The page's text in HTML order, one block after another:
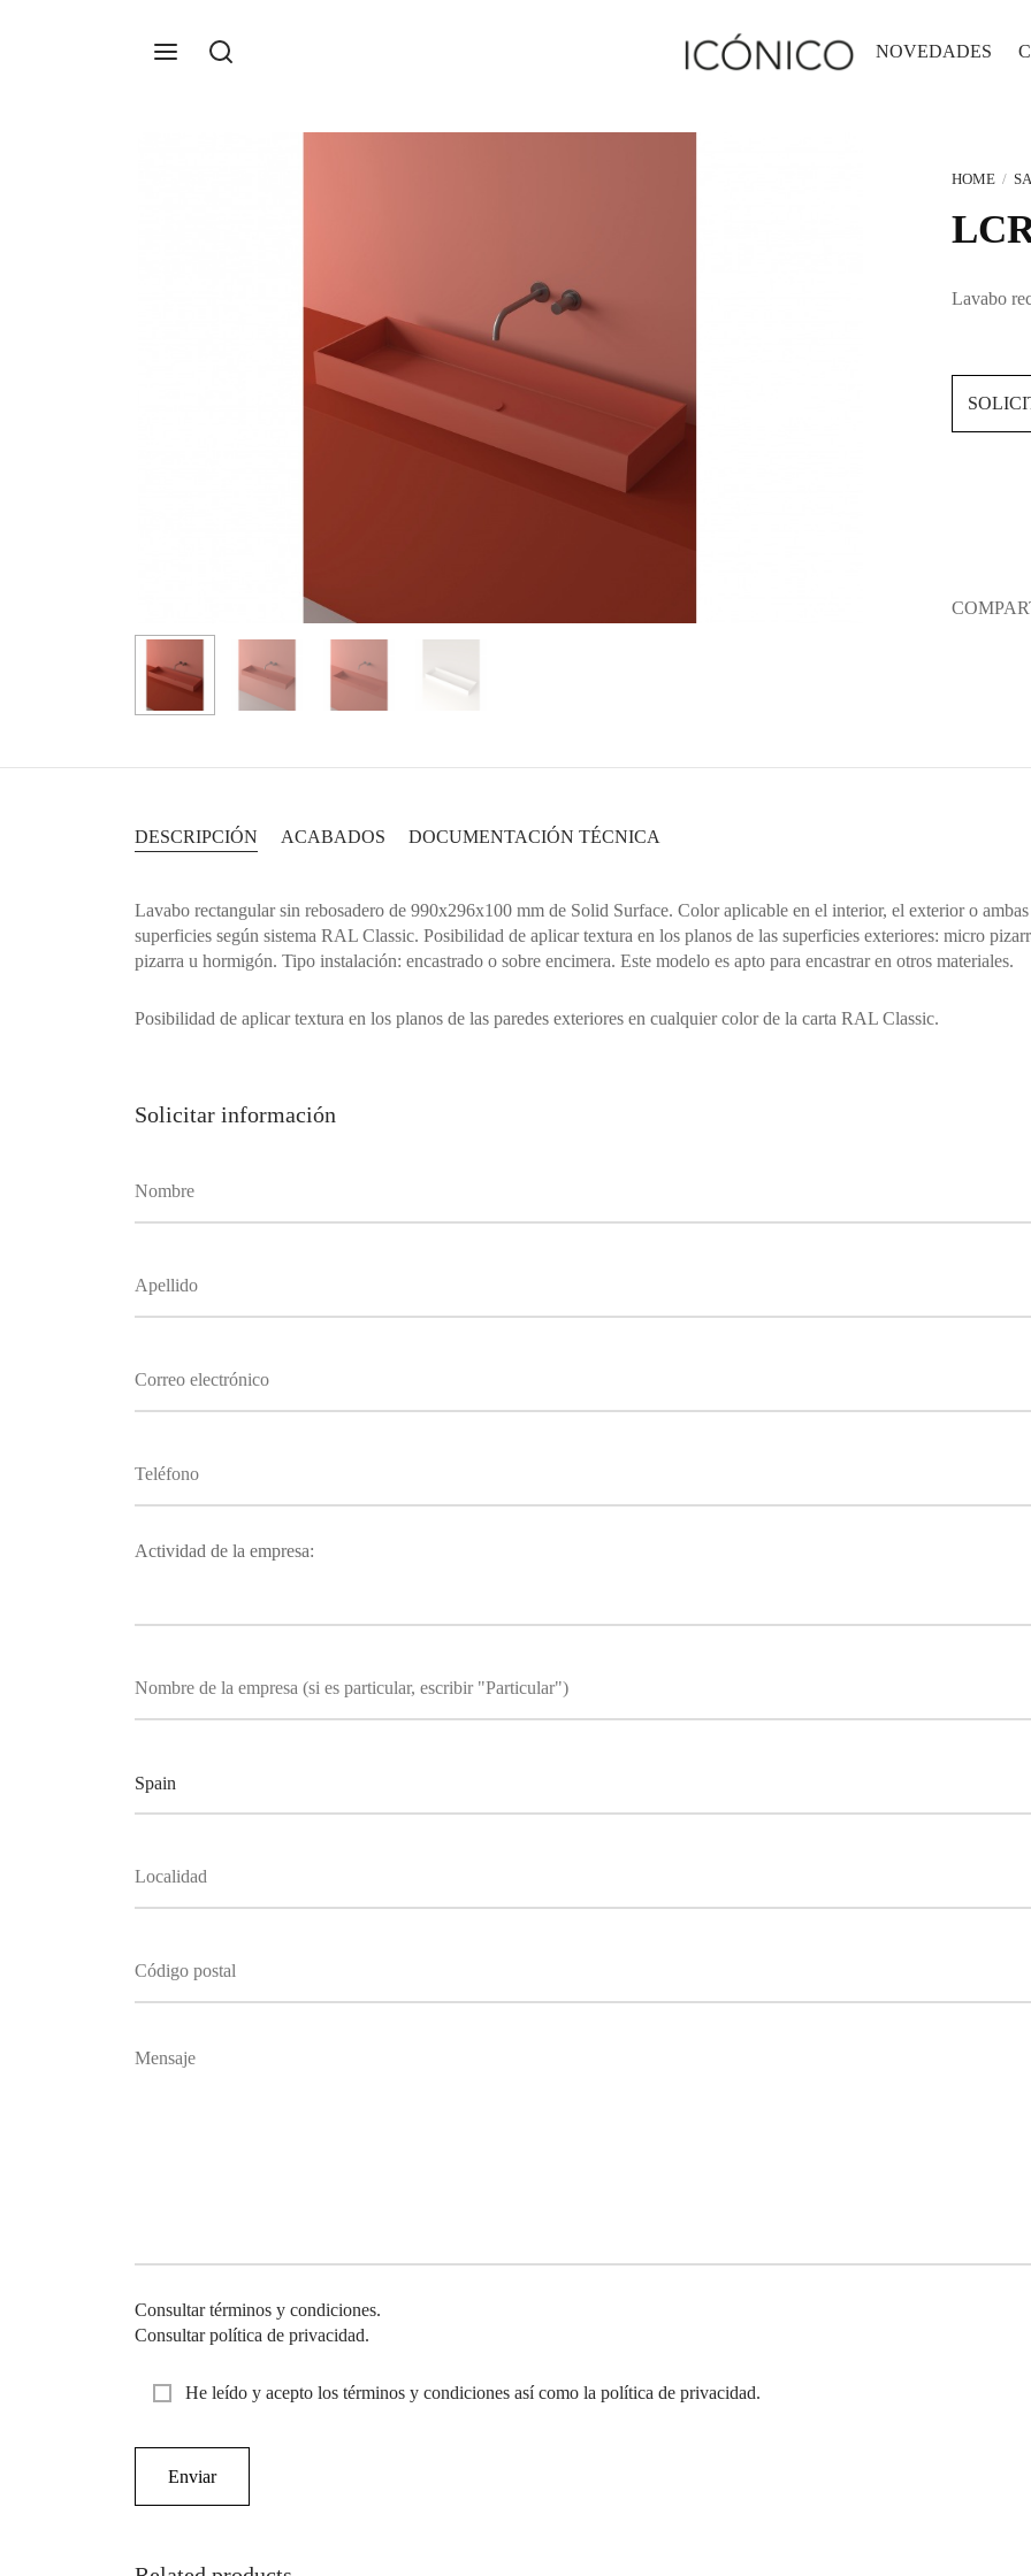
NOVEDADES
HOME /
Lavabo
DESCRIPCIÓN ACABADOS DOCUMENTACIÓN TÉCNICA
Lavabo rectangular sin rebosadero de 990x296x100 mm de Solid Surface. Color aplicable en el interior, el exterior o ambas
superficies según sistema RAL Classic. Posibilidad de aplicar textura en los planos de las superficies exteriores: micro
pizarra u hormigón. Tipo instalación: encastrado o sobre encimera. Este modelo es apto para encastrar en otros materiales.
Posibilidad de aplicar textura en los planos de las paredes exteriores en cualquier color de la carta RAL Classic.
Solicitar información
Actividad de la empresa:
Consultar términos y condiciones.
Consultar política de privacidad.
He leído y acepto los términos y condiciones así como la política de privacidad.